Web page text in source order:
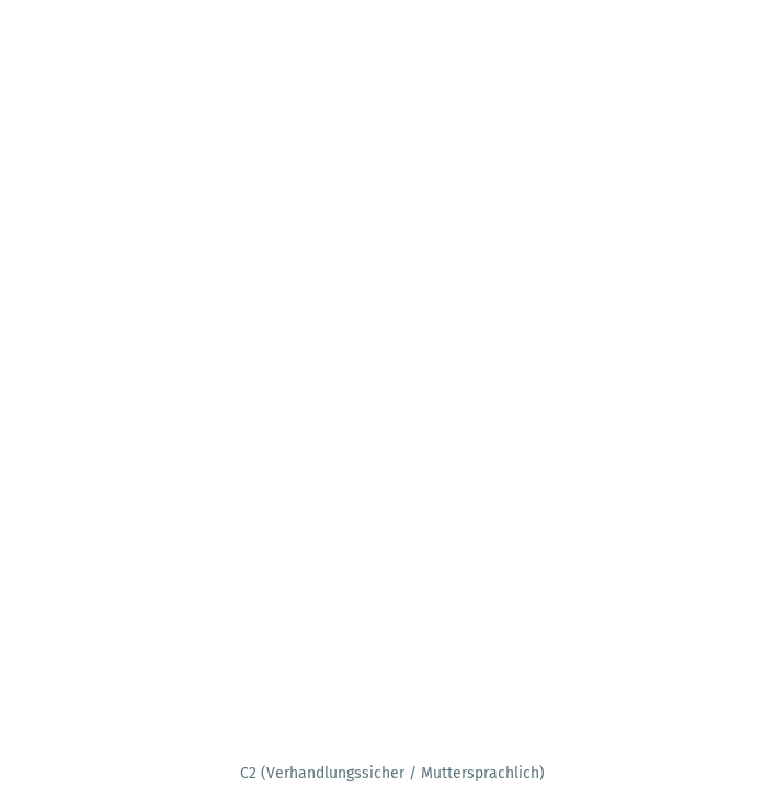
C2 (Verhandlungssicher / Muttersprachlich)